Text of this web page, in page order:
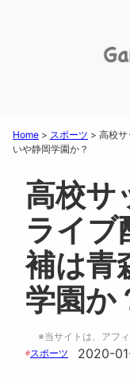
Home > スポーツ > 高校サ
いや静岡学園か？
高校サ
ライブ
補は青
学園か
※当サイトは、アフ
#スポーツ 2020-